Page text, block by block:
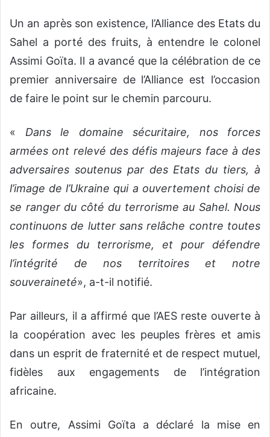
Un an après son existence, l’Alliance des Etats du
Sahel a porté des fruits, à entendre le colonel
Assimi Goïta. Il a avancé que la célébration de ce
premier anniversaire de l’Alliance est l’occasion
de faire le point sur le chemin parcouru.
« Dans le domaine sécuritaire, nos forces
armées ont relevé des défis majeurs face à des
adversaires soutenus par des Etats du tiers, à
l’image de l’Ukraine qui a ouvertement choisi de
se ranger du côté du terrorisme au Sahel. Nous
continuons de lutter sans relâche contre toutes
les formes du terrorisme, et pour défendre
l’intégrité de nos territoires et notre
souveraineté», a-t-il notifié.
Par ailleurs, il a affirmé que l’AES reste ouverte à
la coopération avec les peuples frères et amis
dans un esprit de fraternité et de respect mutuel,
fidèles aux engagements de l’intégration
africaine.
En outre, Assimi Goïta a déclaré la mise en